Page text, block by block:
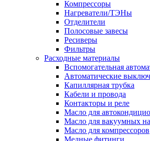
Компрессоры
Нагреватели/ТЭНы
Отделители
Полосовые завесы
Ресиверы
Фильтры
Расходные материалы
Вспомогательная
Автоматические
Капиллярная трубка
Кабели и провода
Контакторы и реле
Масло для
Масло для вакуумных
Масло для компрессоров
Медные фитинги